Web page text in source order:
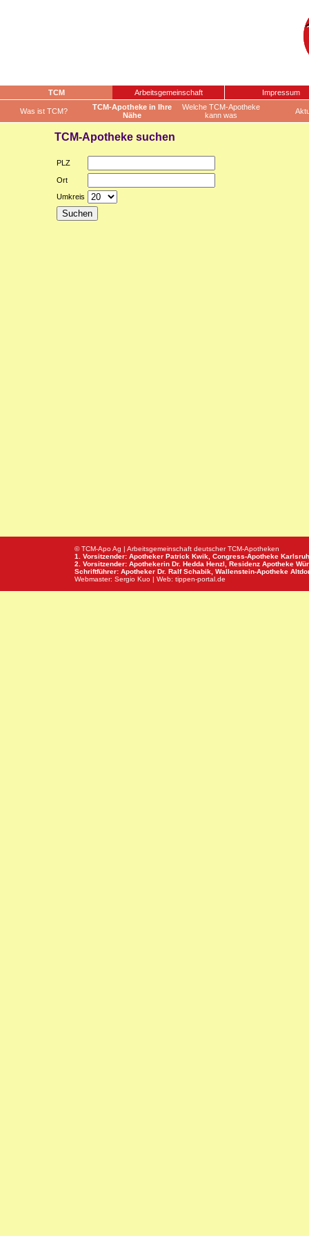
TCM Arbeitsgemeinschaft Impressum
Was ist TCM?
TCM-Apotheke in Ihre
Nähe
Welche TCM-Apotheke
kann was
TCM-Apotheke suchen
PLZ
Ort
Umkreis
© TCM-Apo Ag | Arbeitsgemeinschaft deutscher TCM-Apotheken
1. Vorsitzender: Apotheker Patrick Kwik, Congress-Apotheke
2. Vorsitzender: Apothekerin Dr. Hedda Henzl, Residenz Apotheke
Schriftführer: Apotheker Dr. Ralf Schabik, Wallenstein-Apotheke
Webmaster: Sergio Kuo | Web: tippen-portal.de